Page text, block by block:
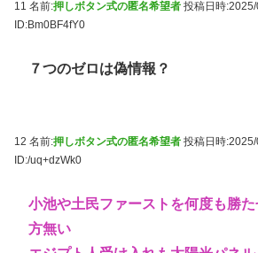
11 名前:押しボタン式の匿名希望者 投稿日時
ID:Bm0BF4fY0
７つのゼロは偽情報？
12 名前:押しボタン式の匿名希望者 投稿日時
ID:/uq+dzWk0
小池や土民ファーストを何度も勝
方無い